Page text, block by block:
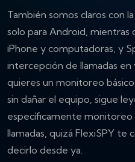
También somos claros con
solo para Android, mientras
iPhone y computadoras, y
intercepción de llamadas
quieres un monitoreo
sin dañar el equipo, sigue
específicamente
llamadas, quizá FlexiSPY te
decirlo desde ya.